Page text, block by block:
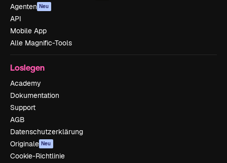
Agenten Neu
API
Mobile App
Alle Magnific-Tools
Loslegen
Academy
Dokumentation
Support
AGB
Datenschutzerklärung
Originale Neu
Cookie-Richtlinie